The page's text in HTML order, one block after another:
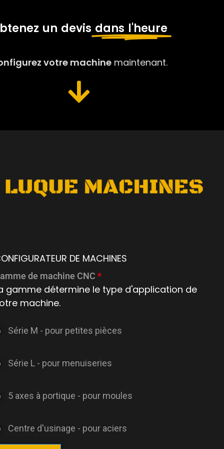
обробний
для металів
обробний центр
металів (нержавіюча сталь,
Ця машина з ЧПКспеціально
робіт. Її міцна сталева конструкція
її 5-осьовим обробним
для вимогливого
цифровий фрезерний верстат з
для дерева
5 осей.
un devis dans l'heure
votre machine maintenant.
DE MACHINES
de machine CNC *
gamme détermine le type d'application de
machine.
Série M - pour petites pièces
Série L - pour menuiseries
5 axes à portique - pour moules
Centre d'usinage - pour aciers